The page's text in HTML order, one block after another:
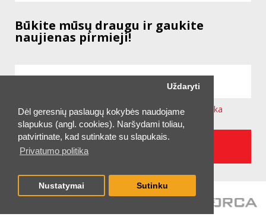
Dėl geresnių paslaugų kokybės naudojame
slapukus (angl. cookies). Naršydami toliau,
patvirtinate, kad sutinkate su slapukais.
Privatumo politika
Uždaryti
Nustatymai Sutinku
Būkite mūsų draugu ir gaukite
naujienas pirmieji!
Sutinku su svetainėje taikomaPrivatumo Politika
UŽSAKYTI NAUJIENLAIŠKĮ
2026 © UAB "TECHNITIS LT"